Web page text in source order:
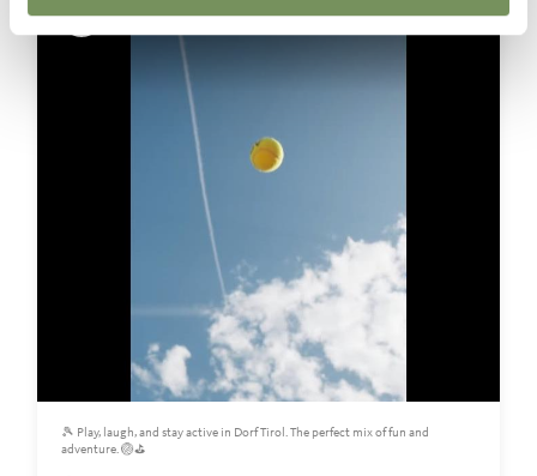
🎾 Play, laugh, and stay active in Dorf Tirol. The perfect mix of fun and
adventure. 🏐⛳